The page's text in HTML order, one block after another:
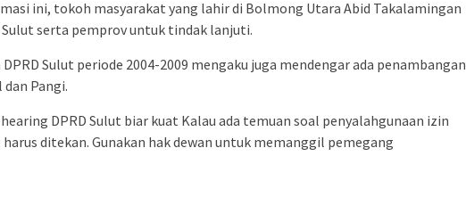
ini, tokoh masyarakat yang lahir di Bolmong Utara Abid Takalamingan
Sulut serta pemprov untuk tindak lanjuti.
Sulut periode 2004-2009 mengaku juga mendengar ada penambangan
Pangi.
DPRD Sulut biar kuat Kalau ada temuan soal penyalahgunaan izin
ditekan. Gunakan hak dewan untuk memanggil pemegang